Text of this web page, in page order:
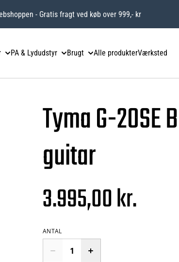
- Gratis fragt ved køb over 999,- kr
PA & Lydudstyr Brugt Alle produkterVærksted
Tyma G-20SE
guitar
3.995,00 kr.
ANTAL